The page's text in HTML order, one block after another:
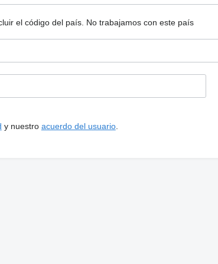
el código del país. No trabajamos con este país
y nuestro acuerdo del usuario.